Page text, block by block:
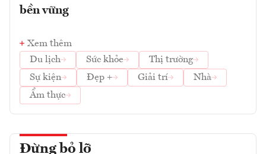
bền vững
Xem thêm
Du lịch
Sức khỏe
Thị trường
Sự kiện
Đẹp + Giải trí
Nhà
Ẩm thực
Đừng bỏ lỡ